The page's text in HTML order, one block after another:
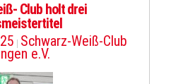
Club holt drei
| Schwarz-Weiß-Club
e.V.